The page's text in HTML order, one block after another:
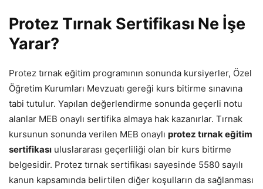
Protez Tırnak Sertifikası Ne İşe
Yarar?
Protez tırnak eğitim programının sonunda kursiyerler, Özel
Öğretim Kurumları Mevzuatı gereği kurs bitirme sınavına
tabi tutulur. Yapılan değerlendirme sonunda geçerli notu
alanlar MEB onaylı sertifika almaya hak kazanırlar. Tırnak
kursunun sonunda verilen MEB onaylı protez tırnak eğitim
sertifikası uluslararası geçerliliği olan bir kurs bitirme
belgesidir. Protez tırnak sertifikası sayesinde 5580 sayılı
kanun kapsamında belirtilen diğer koşulların da sağlanması